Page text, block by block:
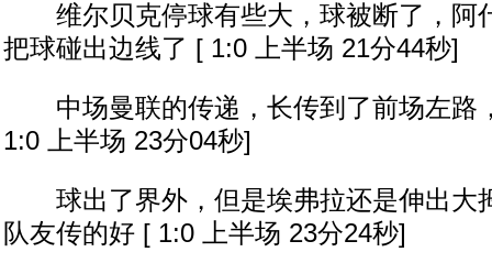
维尔贝克停球有些大，球被断了，阿
把球碰出边线了 [ 1:0 上半场 21分44秒]
中场曼联的传递，长传到了前场左路
1:0 上半场 23分04秒]
球出了界外，但是埃弗拉还是伸出大
队友传的好 [ 1:0 上半场 23分24秒]